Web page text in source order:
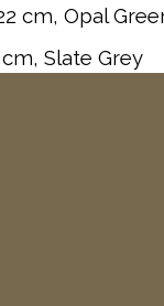
cm, Opal
Slate Grey